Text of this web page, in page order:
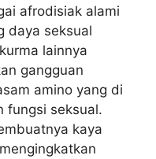
afrodisiak alami
daya seksual
lainnya
gangguan
amino yang di
fungsi seksual.
kaya